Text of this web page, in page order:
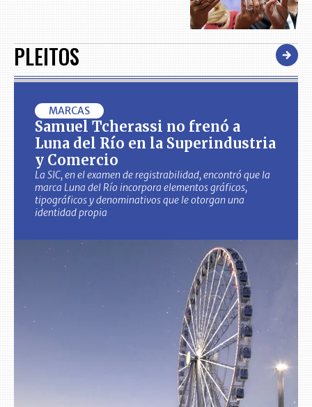
PLEITOS
MARCAS
Samuel Tcherassi no frenó a
Luna del Río en la Superindustria
y Comercio
La SIC, en el examen de registrabilidad, encontró que la
marca Luna del Río incorpora elementos gráficos,
tipográficos y denominativos que le otorgan una
identidad propia